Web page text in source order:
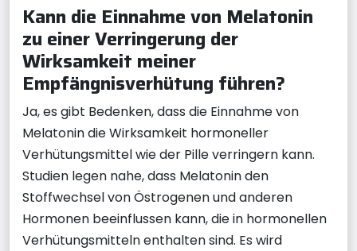
Kann die Einnahme von Melatonin
zu einer Verringerung der
Wirksamkeit meiner
Empfängnisverhütung führen?
Ja, es gibt Bedenken, dass die Einnahme von
Melatonin die Wirksamkeit hormoneller
Verhütungsmittel wie der Pille verringern kann.
Studien legen nahe, dass Melatonin den
Stoffwechsel von Östrogenen und anderen
Hormonen beeinflussen kann, die in hormonellen
Verhütungsmitteln enthalten sind. Es wird